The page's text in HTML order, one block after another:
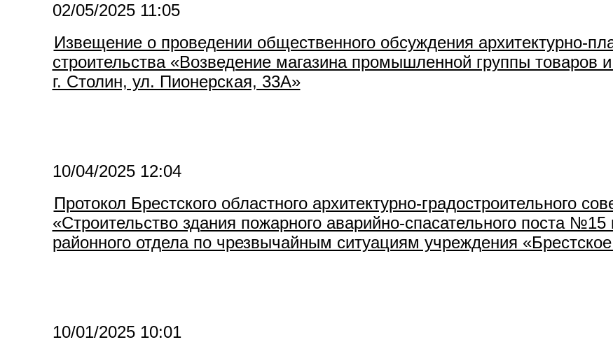
02/05/2025 11:05
Извещение о проведении общественного обсуждения архитектурно-
строительства «Возведение магазина промышленной группы товаров
г. Столин, ул. Пионерская, 33А»
10/04/2025 12:04
Протокол Брестского областного архитектурно-градостроительного
«Строительство здания пожарного аварийно-спасательного поста
районного отдела по чрезвычайным ситуациям учреждения
10/01/2025 10:01